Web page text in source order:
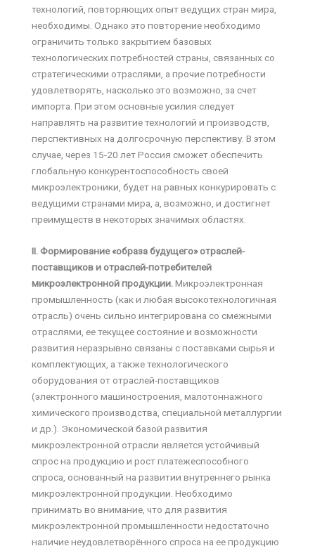
технологий, повторяющих опыт ведущих стран мира,
необходимы. Однако это повторение необходимо
ограничить только закрытием базовых
технологических потребностей страны, связанных со
стратегическими отраслями, а прочие потребности
удовлетворять, насколько это возможно, за счет
импорта. При этом основные усилия следует
направлять на развитие технологий и производств,
перспективных на долгосрочную перспективу. В этом
случае, через 15-20 лет Россия сможет обеспечить
глобальную конкурентоспособность своей
микроэлектроники, будет на равных конкурировать с
ведущими странами мира, а, возможно, и достигнет
преимуществ в некоторых значимых областях.
II. Формирование «образа будущего» отраслей-
поставщиков и отраслей-потребителей
микроэлектронной продукции.Микроэлектронная
промышленность (как и любая высокотехнологичная
отрасль) очень сильно интегрирована со смежными
отраслями, ее текущее состояние и возможности
развития неразрывно связаны с поставками сырья и
комплектующих, а также технологического
оборудования от отраслей-поставщиков
(электронного машиностроения, малотоннажного
химического производства, специальной металлургии
и др.). Экономической базой развития
микроэлектронной отрасли является устойчивый
спрос на продукцию и рост платежеспособного
спроса, основанный на развитии внутреннего рынка
микроэлектронной продукции. Необходимо
принимать во внимание, что для развития
микроэлектронной промышленности недостаточно
наличие неудовлетворённого спроса на ее продукцию